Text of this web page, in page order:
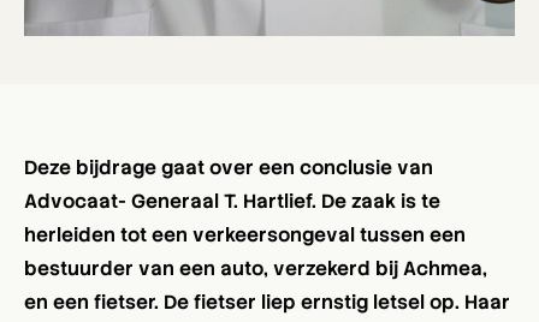
Deze bijdrage gaat over een conclusie van
Advocaat- Generaal T. Hartlief. De zaak is te
herleiden tot een verkeersongeval tussen een
bestuurder van een auto, verzekerd bij Achmea,
en een fietser. De fietser liep ernstig letsel op. Haar